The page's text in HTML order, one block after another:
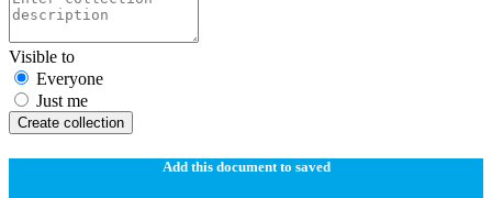
Visible to
Everyone
Just me
Create collection
Add this document to saved